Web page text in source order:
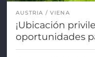
AUSTRIA VIENA
¡Ubicación
oportunidades
propietarios!